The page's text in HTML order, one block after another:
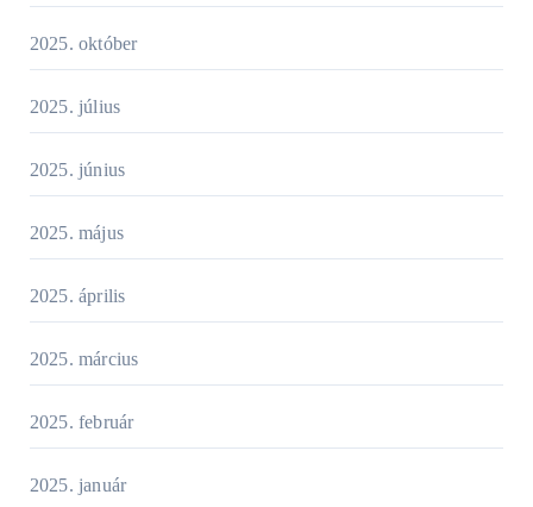
2025. október
2025. július
2025. június
2025. május
2025. április
2025. március
2025. február
2025. január